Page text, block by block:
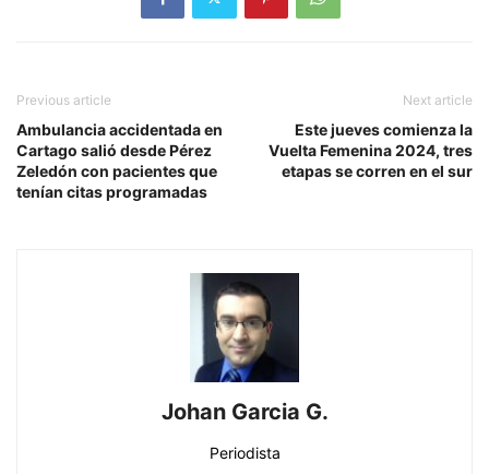
Previous article
Ambulancia accidentada en
Cartago salió desde Pérez
Zeledón con pacientes que
tenían citas programadas
Next article
Este jueves comienza la
Vuelta Femenina 2024, tres
etapas se corren en el sur
Johan Garcia G.
Periodista